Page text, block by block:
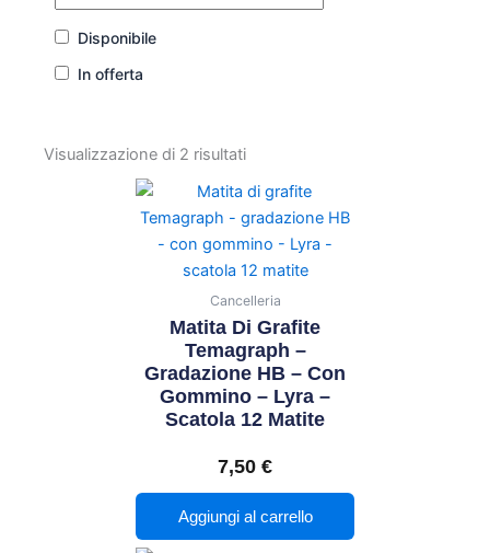
Disponibile
In offerta
Visualizzazione di 2 risultati
Cancelleria
Matita Di Grafite
Temagraph –
Gradazione HB – Con
Gommino – Lyra –
Scatola 12 Matite
7,50 €
Aggiungi al carrello